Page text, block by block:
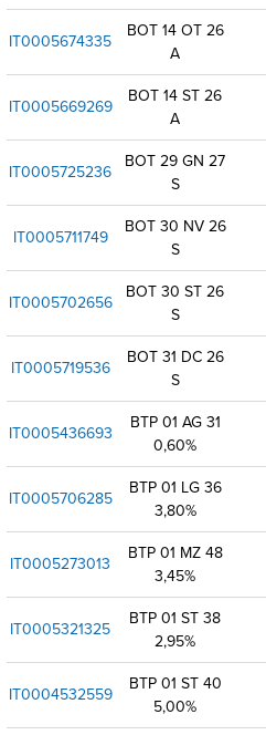
IT0005674335
BOT 14 OT 26
A
IT0005669269
BOT 14 ST 26
A
IT0005725236
BOT 29 GN 27
S
IT0005711749
BOT 30 NV 26
S
IT0005702656
BOT 30 ST 26
S
IT0005719536
BOT 31 DC 26
S
IT0005436693
BTP 01 AG 31
0,60%
IT0005706285
BTP 01 LG 36
3,80%
IT0005273013
BTP 01 MZ 48
3,45%
IT0005321325
BTP 01 ST 38
2,95%
IT0004532559
BTP 01 ST 40
5,00%